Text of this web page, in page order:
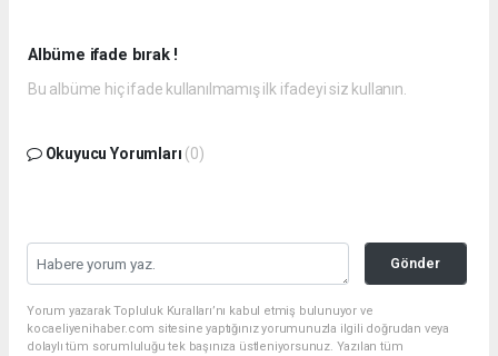
Albüme ifade bırak !
Bu albüme hiç ifade kullanılmamış ilk ifadeyi siz kullanın.
Okuyucu Yorumları (0)
Gönder
Yorum yazarak Topluluk Kuralları’nı kabul etmiş bulunuyor ve
kocaeliyenihaber.com sitesine yaptığınız yorumunuzla ilgili doğrudan veya
dolaylı tüm sorumluluğu tek başınıza üstleniyorsunuz. Yazılan tüm